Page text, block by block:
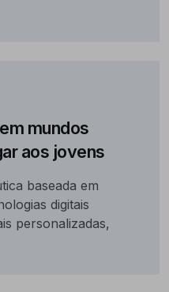
mundos
aos jovens
baseada em
digitais
personalizadas,